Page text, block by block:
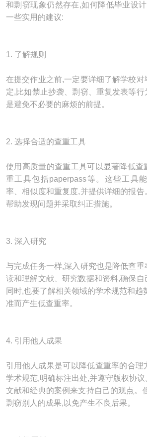
和剽窃现象仍然存在,如何降低毕业设
一些实用的建议:
1. 了解规则
在提交作业之前,一定要详细了解学校
定,比如禁止抄袭、剽窃、重复发表等行
是避免不必要的麻烦的前提。
2. 选择合适的查重工具
使用高质量的查重工具可以显著降低查
重工具包括paperpass等。这些工具
率、相似度和重复度,并提供详细的报告
帮助发现问题并采取纠正措施。
3. 深入研究
与完成任务一样,深入研究也是降低查重
读和理解文献、研究数据和资料,确保自
同时,也要了解相关领域的学术规范和趋
准而产生低查重率。
4. 引用他人成果
引用他人成果是可以降低查重率的合理
学术规范,明确标注出处,并遵守版权协
文献和经典的案例来支持自己的观点。
剽窃别人的成果,以免产生不良后果。